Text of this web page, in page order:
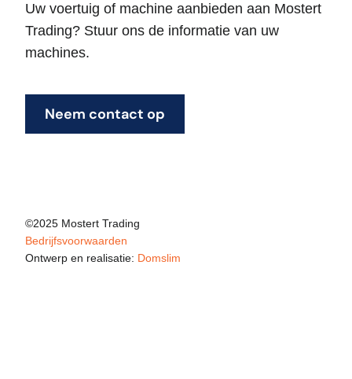
Uw voertuig of machine aanbieden aan Mostert
Trading? Stuur ons de informatie van uw
machines.
Neem contact op
©2025 Mostert Trading
Bedrijfsvoorwaarden
Ontwerp en realisatie: Domslim